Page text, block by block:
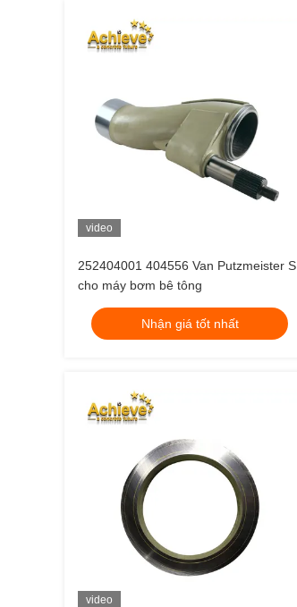
video
252404001 404556 Van Putzmeister S
cho máy bơm bê tông
Nhận giá tốt nhất
video